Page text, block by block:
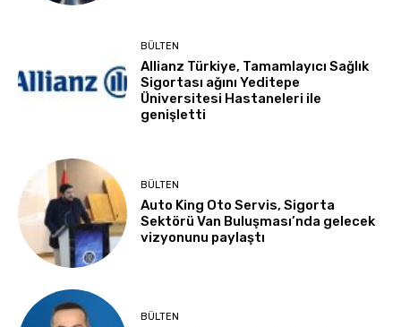
BÜLTEN
Allianz Türkiye, Tamamlayıcı Sağlık
Sigortası ağını Yeditepe
Üniversitesi Hastaneleri ile
genişletti
BÜLTEN
Auto King Oto Servis, Sigorta
Sektörü Van Buluşması’nda gelecek
vizyonunu paylaştı
BÜLTEN